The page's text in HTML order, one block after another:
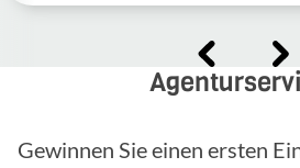
Gewinnen Sie einen ersten